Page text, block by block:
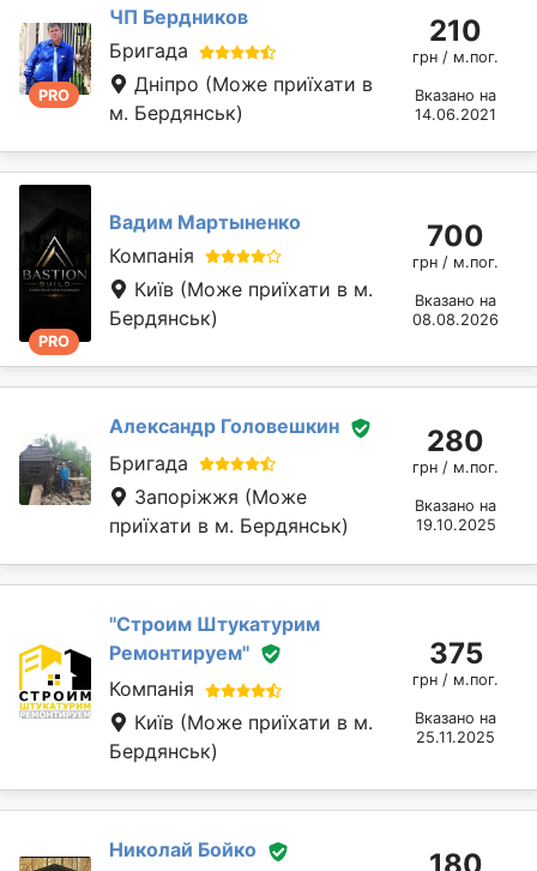
PRO
ЧП Бердников
Бригада
Дніпро (Може приїхати в
м. Бердянськ)
210
грн / м.пог.
Вказано на
14.06.2021
PRO
Вадим Мартыненко
Компанія
Київ (Може приїхати в м.
Бердянськ)
700
грн / м.пог.
Вказано на
08.08.2026
Александр Головешкин
Бригада
Запоріжжя (Може
приїхати в м. Бердянськ)
280
грн / м.пог.
Вказано на
19.10.2025
''Строим Штукатурим
Ремонтируем''
Компанія
Київ (Може приїхати в м.
Бердянськ)
375
грн / м.пог.
Вказано на
25.11.2025
Николай Бойко